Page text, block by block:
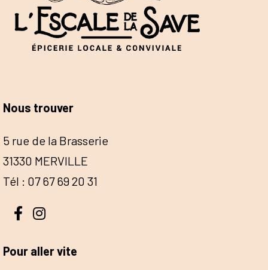
Nous trouver
5 rue de la Brasserie
31330 MERVILLE
Tél : 07 67 69 20 31
Pour aller vite